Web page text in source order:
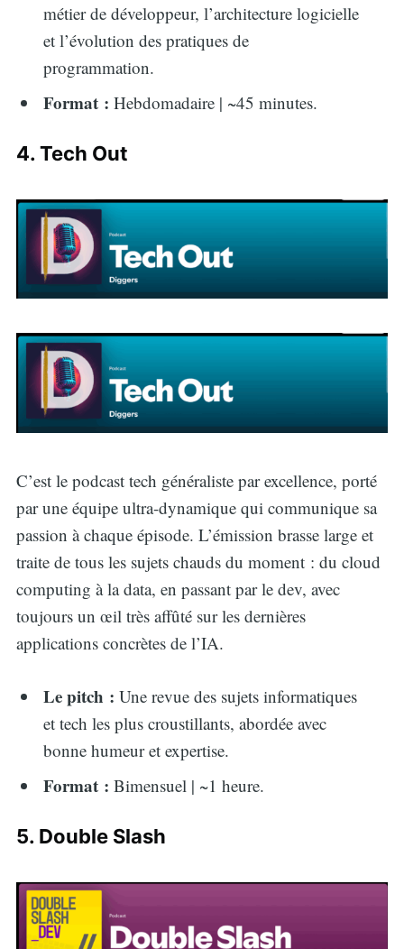
métier de développeur, l’architecture logicielle
et l’évolution des pratiques de
programmation.
Format : Hebdomadaire | ~45 minutes.
4. Tech Out
C’est le podcast tech généraliste par excellence, porté
par une équipe ultra-dynamique qui communique sa
passion à chaque épisode. L’émission brasse large et
traite de tous les sujets chauds du moment : du cloud
computing à la data, en passant par le dev, avec
toujours un œil très affûté sur les dernières
applications concrètes de l’IA.
Le pitch : Une revue des sujets informatiques
et tech les plus croustillants, abordée avec
bonne humeur et expertise.
Format : Bimensuel | ~1 heure.
5. Double Slash